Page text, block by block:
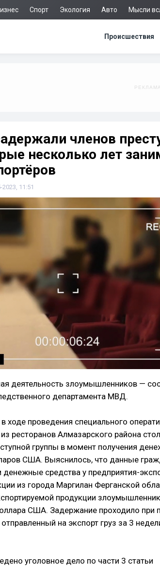
Спорт Экология Авто Мысли
Происшествия
членов
несколько лет
2023, 11:51
деятельность злоумышленников —
департамента МВД.
ходе проведения специального
ресторанов Алмазарского района
группы в момент получения
США. Выяснилось, что данные
средства у предприятия-
из города Маргилан Ферганской
продукции
США. Задержание проходило при
на экспорт груз за 3
уголовное дело по части 3 статьи